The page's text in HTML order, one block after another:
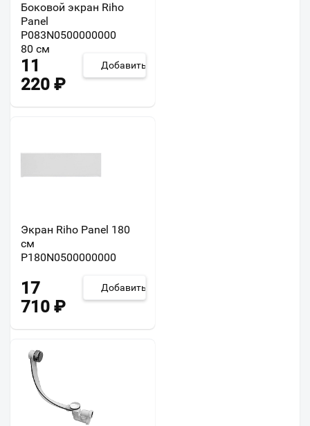
Боковой экран Riho
Panel
P083N0500000000
80 см
11
220 ₽
Добавить
Экран Riho Panel 180
см
P180N0500000000
17
710 ₽
Добавить